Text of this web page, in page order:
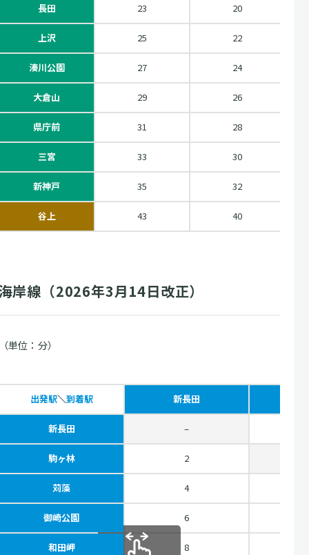
長田 23 20
上沢 25 22
湊川公園 27 24
大倉山 29 26
県庁前 31 28
三宮 33 30
新神戸 35 32
谷上 43 40
岸線（2026年3月14日改正）
単位：分）
出発駅＼到着駅 新長田
新長田 –
駒ヶ林 2
苅藻 4
御崎公園 6
和田岬 8